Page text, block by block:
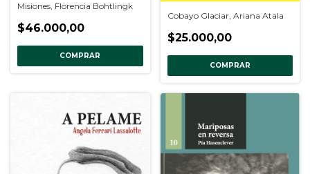
Misiones, Florencia Bohtlingk
$46.000,00
COMPRAR
Cobayo Glaciar, Ariana Atala
$25.000,00
COMPRAR